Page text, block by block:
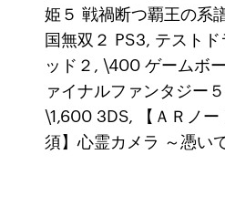
姫５ 戦禍断つ覇王の系
国無双２ PS3, テスト
ッド２, \400 ゲームボ
ァイナルファンタジー
\1,600 3DS, 【ＡＲノ
須】心霊カメラ ～憑い